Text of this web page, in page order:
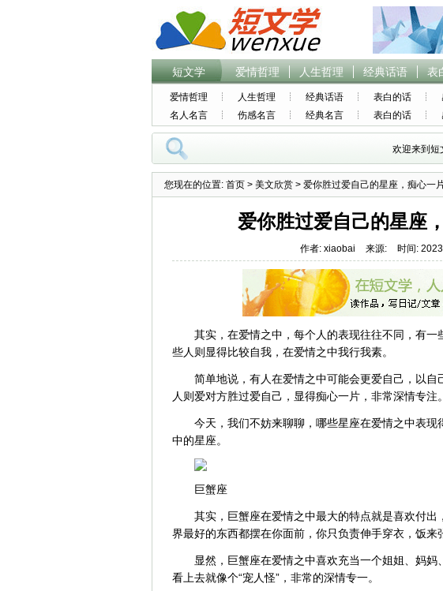
短文学 爱情哲理 人生哲理 经典话语 表
爱情哲理 人生哲理 经典话语 表白的话
名人名言
伤感名言 经典名言 表白的话
欢迎来到短
您现在的位置: 首页 > 美文欣赏 > 爱你胜过爱自己的星座，痴心一
爱你胜过爱自己的星座
作者: xiaobai 来源: 时间:
其实，在爱情之中，每个人的表现往往不同，有
些人则显得比较自我，在爱情之中我行我素。
简单地说，有人在爱情之中可能会更爱自己，以
人则爱对方胜过爱自己，显得痴心一片，非常深情专注。
今天，我们不妨来聊聊，哪些星座在爱情之中表
中的星座。
巨蟹座
其实，巨蟹座在爱情之中最大的特点就是喜欢付
界最好的东西都摆在你面前，你只负责伸手穿衣，饭来
显然，巨蟹座在爱情之中喜欢充当一个姐姐、妈
看上去就像个“宠人怪”，非常的深情专一。